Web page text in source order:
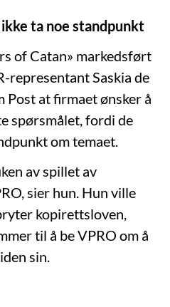
ta noe standpunkt
of Catan» markedsført
representant Saskia de
Post at firmaet ønsker å
spørsmålet, fordi de
om temaet.
av spillet av
sier hun. Hun ville
kopirettsloven,
til å be VPRO om å
sin.